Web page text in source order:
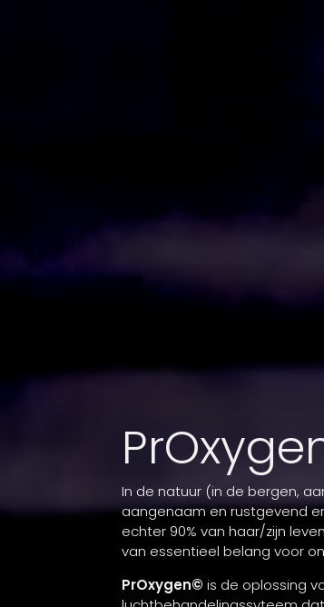
In de natuur (in de bergen,
aangenaam en rustgevend
echter 90% van haar/zijn
van essentieel belang voor
PrOxygen© is de oplossing